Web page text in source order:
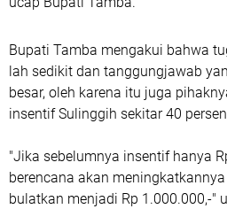
Bupati Tamba mengakui bahwa
lah sedikit dan tanggungjawab
besar, oleh karena itu juga
insentif Sulinggih sekitar 40
"Jika sebelumnya insentif hanya
berencana akan
bulatkan menjadi Rp 1.000.000,-"